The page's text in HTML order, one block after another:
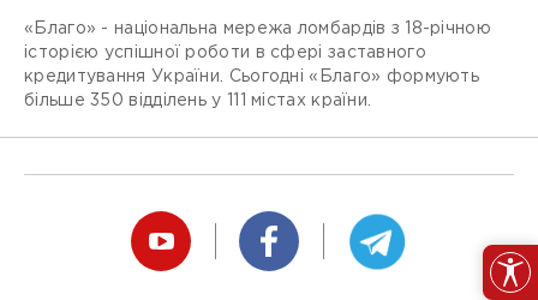
«Благо» - національна мережа ломбардів з 18-річною
історією успішної роботи в сфері заставного
кредитування України. Сьогодні «Благо» формують
більше 350 відділень у 111 містах країни.